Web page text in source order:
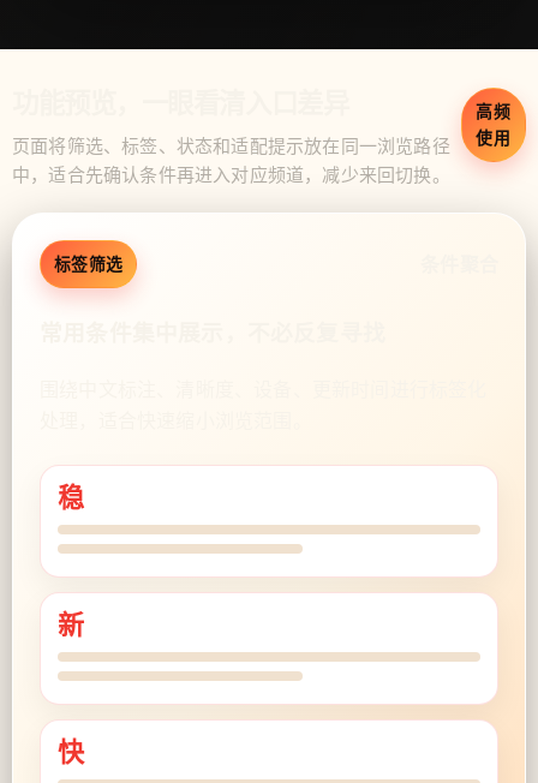
页面将筛选、标签、状态和适配提示放在同一浏览路径
中，适合先确认条件再进入对应频道，减少来回切换。
高频
使用
标签筛选
稳
新
快